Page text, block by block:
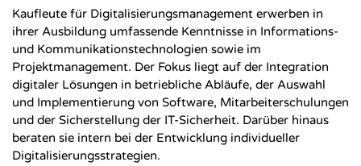
Kaufleute für Digitalisierungsmanagement erwerben in
ihrer Ausbildung umfassende Kenntnisse in Informations-
und Kommunikationstechnologien sowie im
Projektmanagement. Der Fokus liegt auf der Integration
digitaler Lösungen in betriebliche Abläufe, der Auswahl
und Implementierung von Software, Mitarbeiterschulungen
und der Sicherstellung der IT-Sicherheit. Darüber hinaus
beraten sie intern bei der Entwicklung individueller
Digitalisierungsstrategien.